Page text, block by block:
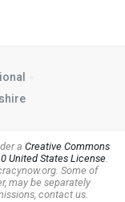
a Creative Commons
United States License.
Some of
may be separately
contact us.